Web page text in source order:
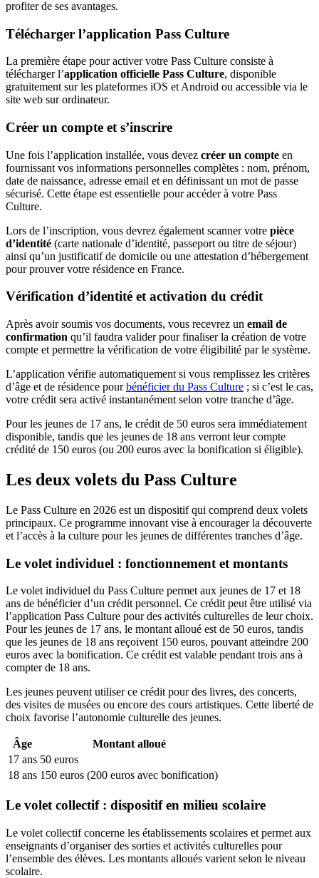
profiter de ses avantages.
Télécharger l’application Pass Culture
La première étape pour activer votre Pass Culture consiste à
télécharger l’application officielle Pass Culture, disponible
gratuitement sur les plateformes iOS et Android ou accessible via le
site web sur ordinateur.
Créer un compte et s’inscrire
Une fois l’application installée, vous devez créer un compte en
fournissant vos informations personnelles complètes : nom, prénom,
date de naissance, adresse email et en définissant un mot de passe
sécurisé. Cette étape est essentielle pour accéder à votre Pass
Culture.
Lors de l’inscription, vous devrez également scanner votre pièce
d’identité (carte nationale d’identité, passeport ou titre de séjour)
ainsi qu’un justificatif de domicile ou une attestation d’hébergement
pour prouver votre résidence en France.
Vérification d’identité et activation du crédit
Après avoir soumis vos documents, vous recevrez un email de
confirmation qu’il faudra valider pour finaliser la création de votre
compte et permettre la vérification de votre éligibilité par le système.
L’application vérifie automatiquement si vous remplissez les critères
d’âge et de résidence pourbénéficier du Pass Culture ; si c’est le cas,
votre crédit sera activé instantanément selon votre tranche d’âge.
Pour les jeunes de 17 ans, le crédit de 50 euros sera immédiatement
disponible, tandis que les jeunes de 18 ans verront leur compte
crédité de 150 euros (ou 200 euros avec la bonification si éligible).
Les deux volets du Pass Culture
Le Pass Culture en 2026 est un dispositif qui comprend deux volets
principaux. Ce programme innovant vise à encourager la découverte
et l’accès à la culture pour les jeunes de différentes tranches d’âge.
Le volet individuel : fonctionnement et montants
Le volet individuel du Pass Culture permet aux jeunes de 17 et 18
ans de bénéficier d’un crédit personnel. Ce crédit peut être utilisé via
l’application Pass Culture pour des activités culturelles de leur choix.
Pour les jeunes de 17 ans, le montant alloué est de 50 euros, tandis
que les jeunes de 18 ans reçoivent 150 euros, pouvant atteindre 200
euros avec la bonification. Ce crédit est valable pendant trois ans à
compter de 18 ans.
Les jeunes peuvent utiliser ce crédit pour des livres, des concerts,
des visites de musées ou encore des cours artistiques. Cette liberté de
choix favorise l’autonomie culturelle des jeunes.
Âge
Montant alloué
17 ans 50 euros
18 ans 150 euros (200 euros avec bonification)
Le volet collectif : dispositif en milieu scolaire
Le volet collectif concerne les établissements scolaires et permet aux
enseignants d’organiser des sorties et activités culturelles pour
l’ensemble des élèves. Les montants alloués varient selon le niveau
scolaire.